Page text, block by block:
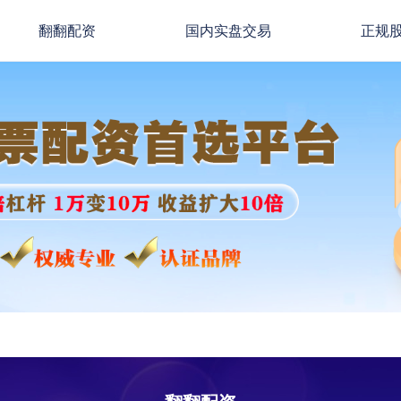
翻翻配资 国内实盘交易 正规